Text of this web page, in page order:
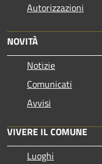
Autorizzazioni
NOVITÀ
Notizie
Comunicati
Avvisi
VIVERE IL COMUNE
Luoghi